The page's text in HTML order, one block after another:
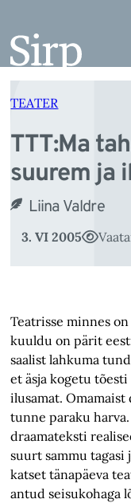
juurde
TEATER
TTT:Ma
suurem ja
Liina Valdre
3. VI 2005
Teatrisse minnes
kuuldu on pärit
saalist lahkuma
et äsja kogetu
ilusamat.
tunne paraku
draamateksti
suurt sammu tagasi
katset tänapäeva
antud seisukohaga